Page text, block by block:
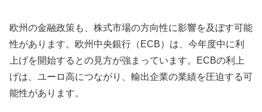
欧州の金融政策も、株式市場の方向性に影響を及ぼす可能
性があります。欧州中央銀行（ECB）は、今年度中に利
上げを開始するとの見方が強まっています。ECBの利上
げは、ユーロ高につながり、輸出企業の業績を圧迫する可
能性があります。